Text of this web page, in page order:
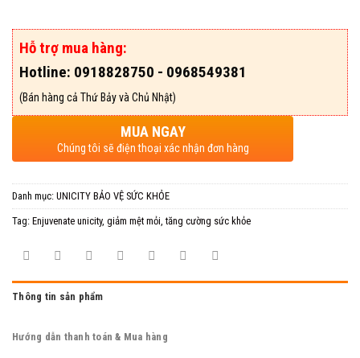
Hỗ trợ mua hàng:
Hotline: 0918828750 - 0968549381
(Bán hàng cả Thứ Bảy và Chủ Nhật)
MUA NGAY
Chúng tôi sẽ điện thoại xác nhận đơn hàng
Danh mục: UNICITY BẢO VỆ SỨC KHỎE
Tag: Enjuvenate unicity, giảm mệt mỏi,tăng cường sức khỏe
Thông tin sản phẩm
Hướng dẫn thanh toán & Mua hàng